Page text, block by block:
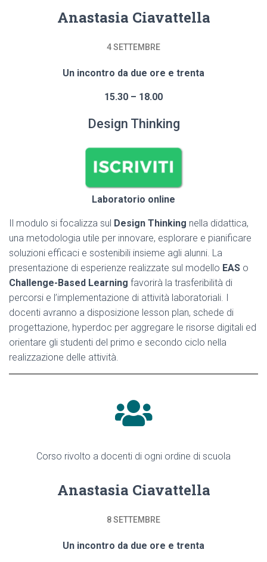
Anastasia Ciavattella
4 SETTEMBRE
Un incontro da due ore e trenta
15.30 – 18.00
Design Thinking
Laboratorio online
Il modulo si focalizza sul Design Thinking nella didattica,
una metodologia utile per innovare, esplorare e pianificare
soluzioni efficaci e sostenibili insieme agli alunni. La
presentazione di esperienze realizzate sul modello EAS o
Challenge-Based Learning favorirà la trasferibilità di
percorsi e l’implementazione di attività laboratoriali. I
docenti avranno a disposizione lesson plan, schede di
progettazione, hyperdoc per aggregare le risorse digitali ed
orientare gli studenti del primo e secondo ciclo nella
realizzazione delle attività.
Corso rivolto a docenti di ogni ordine di scuola
Anastasia Ciavattella
8 SETTEMBRE
Un incontro da due ore e trenta